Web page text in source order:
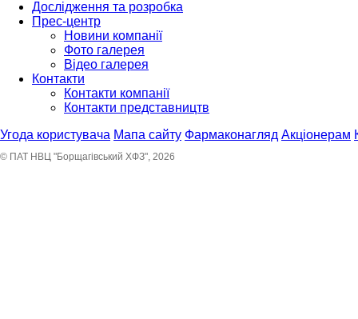
Дослідження та розробка
Прес-центр
Новини компанії
Фото галерея
Відео галерея
Контакти
Контакти компанії
Контакти представництв
Угода користувача Мапа сайту Фармаконагляд Акціонерам
© ПАТ НВЦ "Борщагівський ХФЗ", 2026